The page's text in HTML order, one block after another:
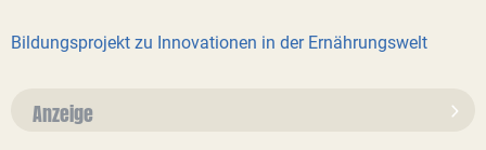
Bildungsprojekt zu Innovationen in der Ernährungswelt
Anzeige